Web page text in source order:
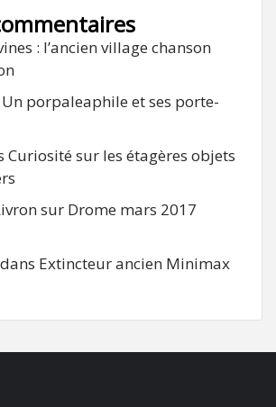
: l’ancien village chanson
Un porpaleaphile et ses porte-
Curiosité sur les étagères objets
sur Drome mars 2017
dans Extincteur ancien Minimax